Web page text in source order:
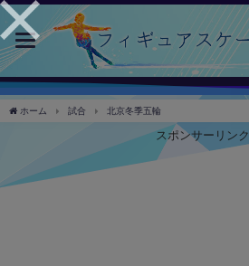
toggle
navigation
ホーム 試合 北京冬季五輪
スポンサーリンク